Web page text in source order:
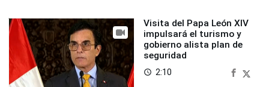
Visita del Papa León XIV
impulsará el turismo y
gobierno alista plan de
seguridad
access_time 2:10